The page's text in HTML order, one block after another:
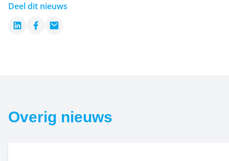
Deel dit nieuws
LinkedInFacebook
Email
Overig nieuws